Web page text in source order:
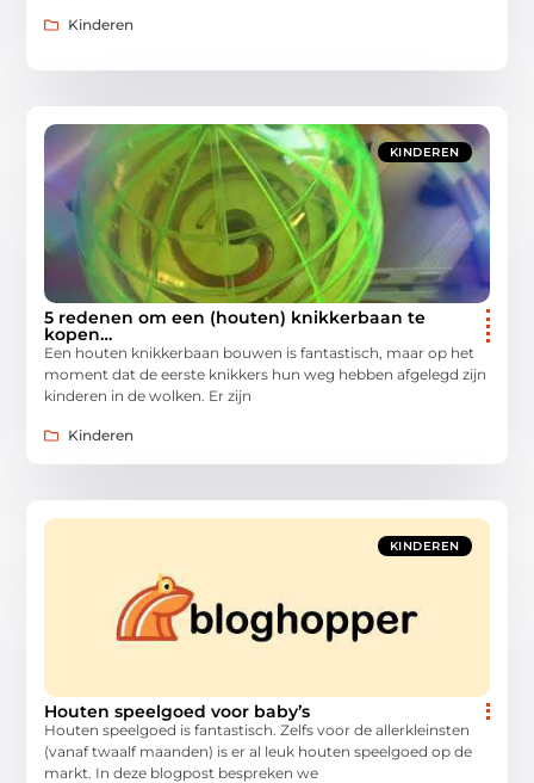
Kinderen
KINDEREN
5 redenen om een (houten) knikkerbaan te
kopen…
Een houten knikkerbaan bouwen is fantastisch, maar op het
moment dat de eerste knikkers hun weg hebben afgelegd zijn
kinderen in de wolken. Er zijn
Kinderen
KINDEREN
Houten speelgoed voor baby’s
Houten speelgoed is fantastisch. Zelfs voor de allerkleinsten
(vanaf twaalf maanden) is er al leuk houten speelgoed op de
markt. In deze blogpost bespreken we